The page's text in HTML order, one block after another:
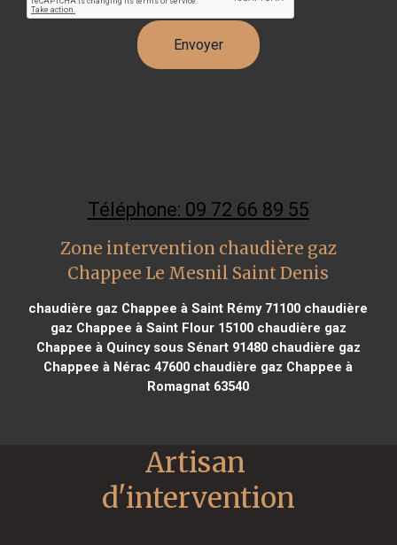
Téléphone: 09 72 66 89 55
Zone intervention chaudière gaz
Chappee Le Mesnil Saint Denis
chaudière gaz Chappee à Saint Rémy 71100 chaudière
gaz Chappee à Saint Flour 15100chaudière gaz
Chappee à Quincy sous Sénart 91480chaudière gaz
Chappee à Nérac 47600 chaudière gaz Chappee à
Romagnat 63540
Artisan
d'intervention